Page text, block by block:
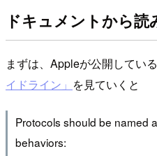
ドキュメントから読
まずは、Appleが公開している
イドライン」 を見ていくと
Protocols should be named
behaviors: